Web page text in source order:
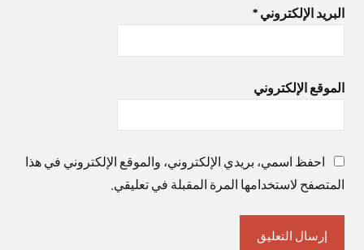
البريد الإلكتروني *
الموقع الإلكتروني
احفظ اسمي، بريدي الإلكتروني، والموقع الإلكتروني في هذا
المتصفح لاستخدامها المرة المقبلة في تعليقي.